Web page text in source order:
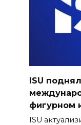
ISU
фигурном
ISU